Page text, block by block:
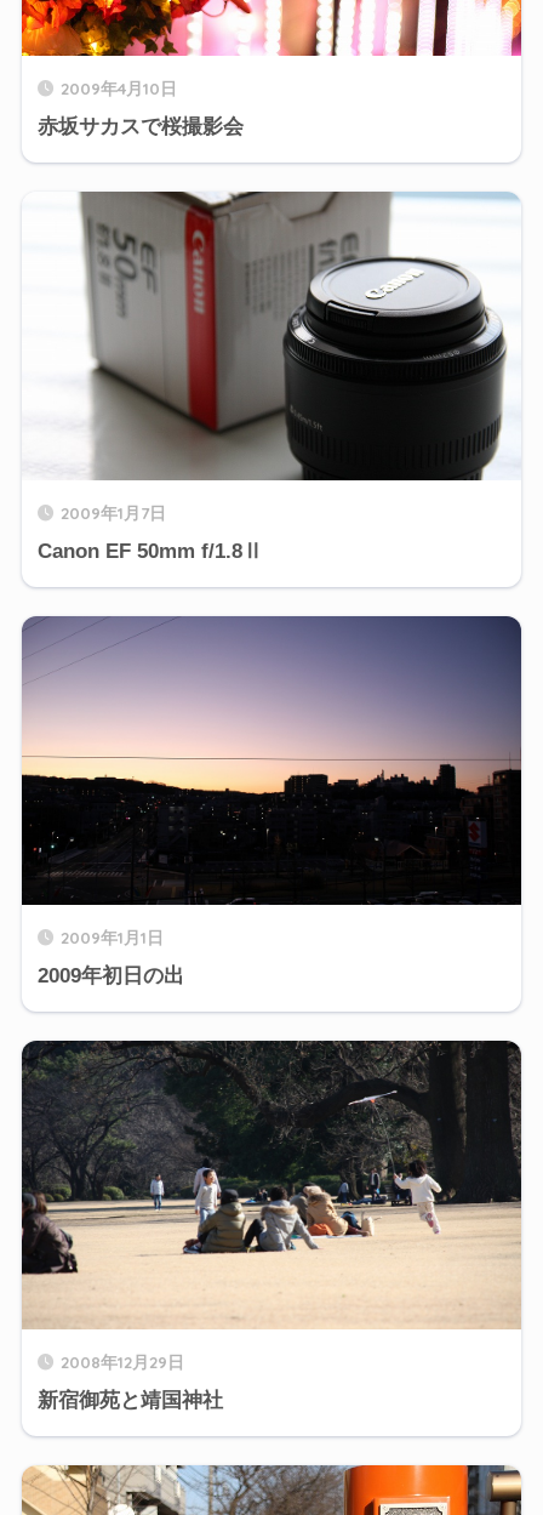
2009年4月10日
赤坂サカスで桜撮影会
2009年1月7日
Canon EF 50mm f/1.8Ⅱ
2009年1月1日
2009年初日の出
2008年12月29日
新宿御苑と靖国神社